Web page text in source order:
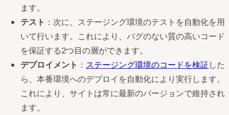
ます。
テスト ：次に、ステージング環境のテストを自動化を用
いて行います。これにより、バグのない質の高いコード
を保証する2つ目の層ができます。
デプロイメント ： ステージング環境のコードを検証した
ら、本番環境へのデプロイを自動化により実行します。
これにより、サイトは常に最新のバージョンで維持され
ます。